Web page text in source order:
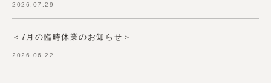
2026.07.29
＜7月の臨時休業のお知らせ＞
2026.06.22